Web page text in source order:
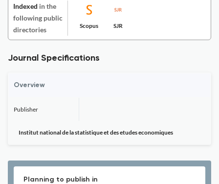
Indexed in the
following public
directories
Scopus SJR
Journal Specifications
Overview
Publisher
Institut national de la statistique et des etudes economiques
Planning to publish in